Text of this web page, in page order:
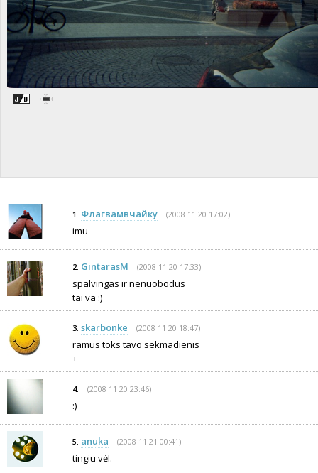
1. Флагвамвчaйку (2008 11 20 17:02)
imu
2. GintarasM (2008 11 20 17:33)
spalvingas ir nenuobodus
tai va :)
3. skarbonke (2008 11 20 18:47)
ramus toks tavo sekmadienis
+
4. (2008 11 20 23:46)
:)
5. anuka (2008 11 21 00:41)
tingiu vėl.